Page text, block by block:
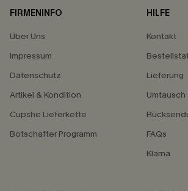
FIRMENINFO
Über Uns
Impressum
Datenschutz
Artikel & Kondition
Cupshe Lieferkette
Botschafter Programm
HILFE
Kontakt
Lieferung
FAQs
Klarna